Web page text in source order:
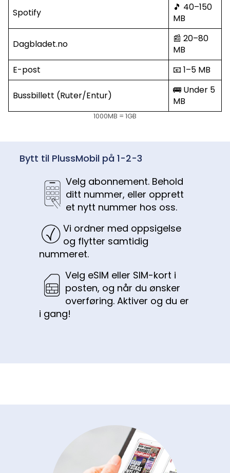
Spotify
🎵 40–150
MB
Dagbladet.no
📰 20–80
MB
E-post
📧 1–5 MB
Bussbillett (Ruter/Entur)
🚌 Under 5
MB
1000MB = 1GB
Bytt til PlussMobil på 1-2-3
Velg abonnement. Behold
ditt nummer, eller opprett
et nytt nummer hos oss.
Vi ordner med oppsigelse
og flytter samtidig
nummeret.
Velg eSIM eller SIM-kort i
posten, og når du ønsker
overføring. Aktiver og du er
i gang!